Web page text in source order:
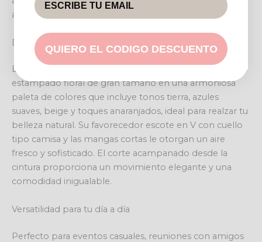
ajuste favorecedor y versátil para múltiples ocasiones.
Diseño y estilo
El VESTIDO FLORENCIA presenta un cautivador
estampado floral de gran tamaño en una armoniosa
paleta de colores que incluye tonos tierra, azules
suaves, beige y toques anaranjados, ideal para realzar tu
belleza natural. Su favorecedor escote en V con cuello
tipo camisa y las mangas cortas le otorgan un aire
fresco y sofisticado. El corte acampanado desde la
cintura proporciona un movimiento elegante y una
comodidad inigualable.
Versatilidad para tu día a día
Perfecto para eventos casuales, reuniones con amigos
QUIERO EL CODIGO DESCUENTO